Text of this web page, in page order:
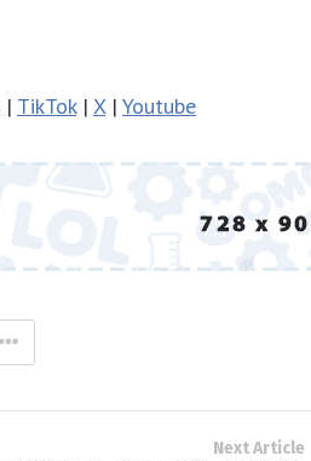
| TikTok| X| Youtube
Next Article